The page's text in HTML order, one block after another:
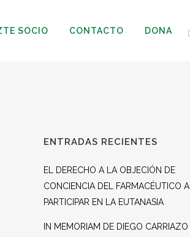
SOCIO CONTACTO DONA
ENTRADAS RECIENTES
EL DERECHO A LA OBJECIÓN DE
CONCIENCIA DEL FARMACÉUTICO A
PARTICIPAR EN LA EUTANASIA
IN MEMORIAM DE DIEGO CARRIAZO